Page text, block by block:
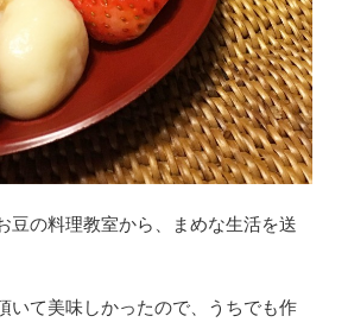
豆の料理教室から、まめな生活を送
いて美味しかったので、うちでも作